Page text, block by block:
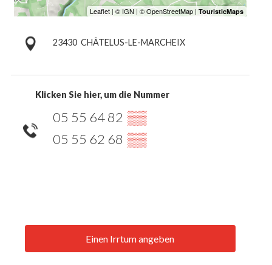
23430 CHÂTELUS-LE-MARCHEIX
Klicken Sie hier, um die Nummer
05 55 64 82 ▒▒
05 55 62 68 ▒▒
Einen Irrtum angeben